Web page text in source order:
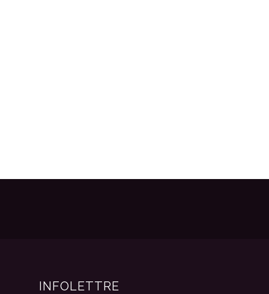
INFOLETTRE